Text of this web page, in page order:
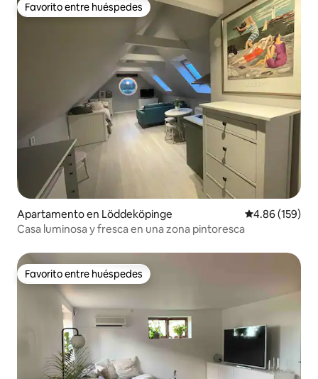
Favorito entre huéspedes
Favorito entre huéspedes
Apartamento en Löddeköpinge Calificación
4.86 (159)
Casa luminosa y fresca en una zona pintoresca
Favorito entre huéspedes
Favorito entre huéspedes